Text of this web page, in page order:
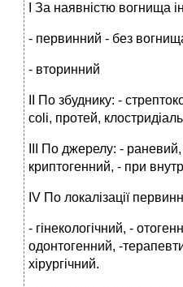
І За наявністю вогнища
- первинний - без
- вторинний
ІІ По збуднику: -
coli, протей,
ІІІ По джерелу: -
криптогенний, - при
IV По локалізації
- гінекологічний, -
одонтогенний, -
хірургічний.